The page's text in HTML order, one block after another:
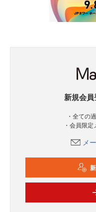
新規会員
・全ての
・会員限
メ